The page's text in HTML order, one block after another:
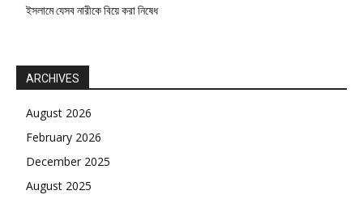
ইসলামে যেসব নারীকে বিয়ে করা নিষেধ
ARCHIVES
August 2026
February 2026
December 2025
August 2025